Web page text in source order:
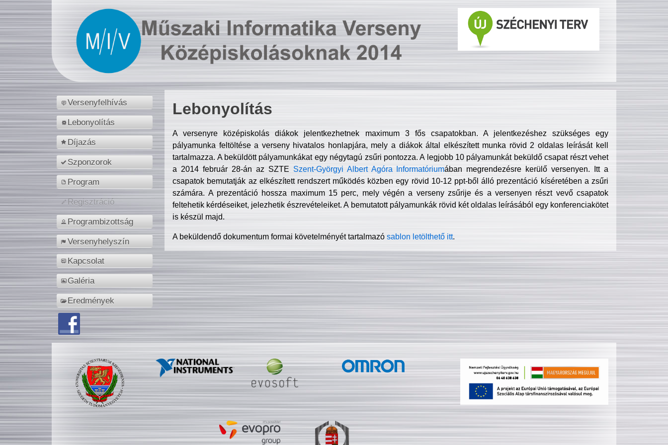
Versenyfelhívás
Lebonyolítás
Díjazás
Szponzorok
Program
Regisztráció
Programbizottság
Versenyhelyszín
Kapcsolat
Galéria
Eredmények
Lebonyolítás
A versenyre középiskolás diákok jelentkezhetnek maximum 3 fős csapatokban. A jelentkezéshez szükséges egy
pályamunka feltöltése a verseny hivatalos honlapjára, mely a diákok által elkészített munka rövid 2 oldalas leírását kell
tartalmazza. A beküldött pályamunkákat egy négytagú zsűri pontozza. A legjobb 10 pályamunkát beküldő csapat részt vehet
a 2014 február 28-án az SZTE Szent-Györgyi Albert Agóra Informatóriumában megrendezésre kerülő versenyen. Itt a
csapatok bemutatják az elkészített rendszert működés közben egy rövid 10-12 ppt-ből álló prezentáció kíséretében a zsűri
számára. A prezentáció hossza maximum 15 perc, mely végén a verseny zsűrije és a versenyen részt vevő csapatok
feltehetik kérdéseiket, jelezhetik észrevételeiket. A bemutatott pályamunkák rövid két oldalas leírásából egy konferenciakötet
is készül majd.
A beküldendő dokumentum formai követelményét tartalmazósablon letölthető itt.